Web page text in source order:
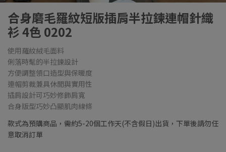
合身磨毛羅紋短版插肩半拉鍊連帽針織
衫 4色 0202
使用羅紋絨毛面料
俐落時髦的半拉鍊設計
方便調整領口造型與保暖度
連帽剪裁兼具休閒與實用性
插肩設計可巧妙修飾肩寬
合身版型巧妙凸顯肌肉線條
款式為預購商品，需約5-20個工作天(不含假日)出貨，下單後請勿任
意取消訂單